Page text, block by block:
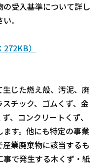
受入基準について詳し
。
）
じた燃え殻、汚泥、廃
チック、ゴムくず、金
、コンクリートくず、
す。他にも特定の事業
業廃棄物に該当するも
で発生する木くず・紙